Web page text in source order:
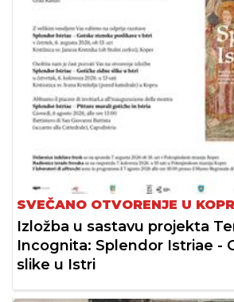
SVEČANO OTVORENJE U
Izložba u sastavu projekta
Incognita: Splendor Istriae -
slike u Istri